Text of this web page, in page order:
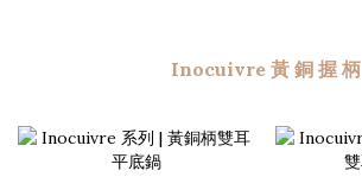
Inocuivre 黃 銅 握 柄